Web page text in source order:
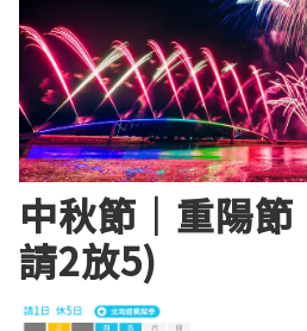
中秋節｜重陽節
請2放5)